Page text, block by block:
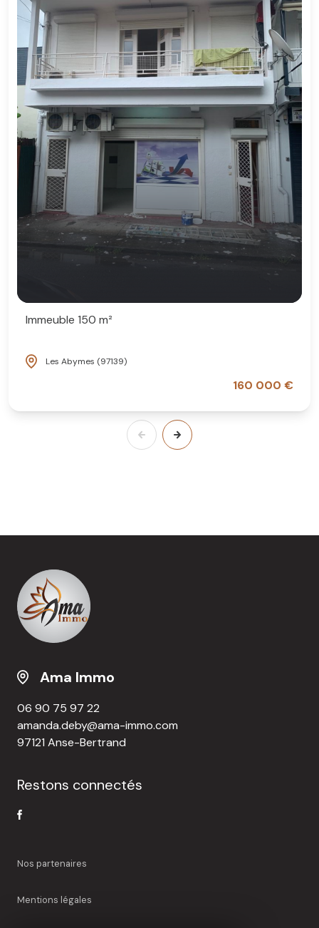
Immeuble 150 m²
Les Abymes (97139)
160 000 €
Ama Immo
06 90 75 97 22
amanda.deby@ama-immo.com
97121 Anse-Bertrand
Restons connectés
Nos partenaires
Mentions légales